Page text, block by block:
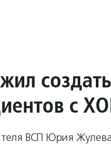
с
ВСП Юрия